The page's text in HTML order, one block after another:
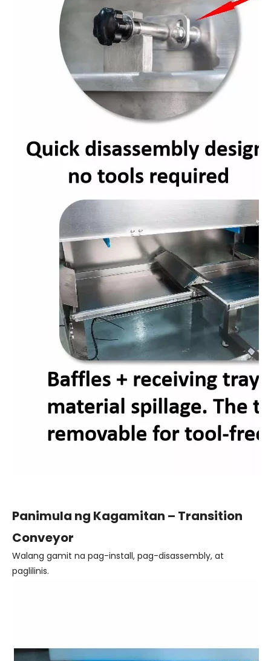
Panimula ng Kagamitan – Transition
Conveyor
Walang gamit na pag-install, pag-disassembly, at
paglilinis.